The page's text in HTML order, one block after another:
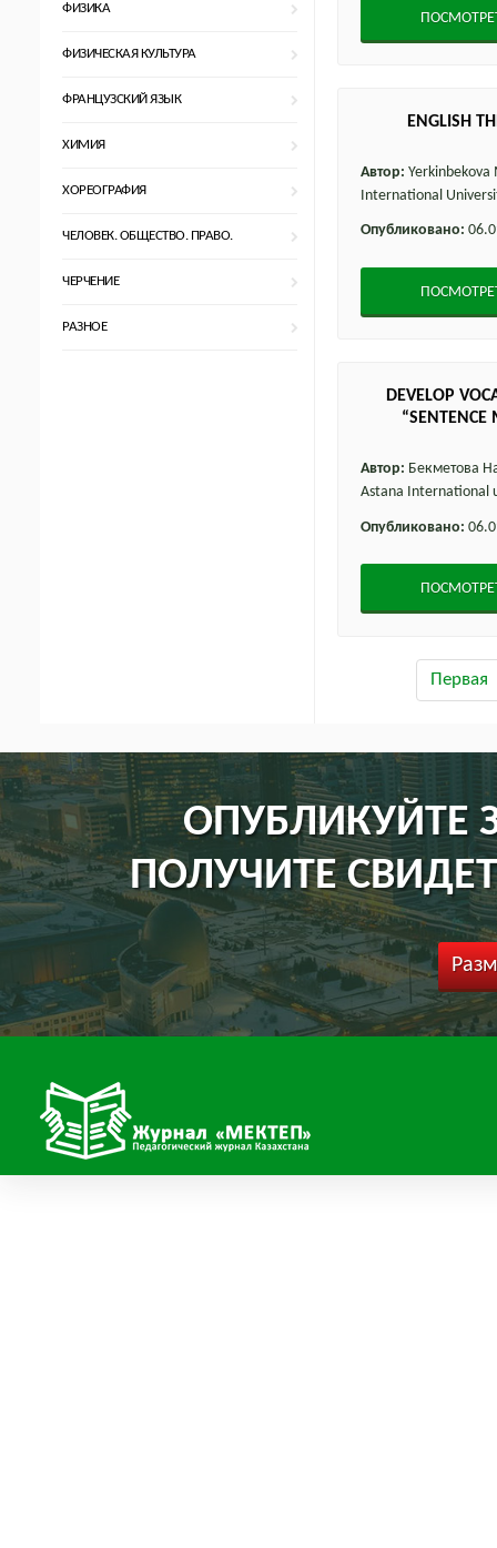
ФИЗИКА
ФИЗИЧЕСКАЯ КУЛЬТУРА
ФРАНЦУЗСКИЙ ЯЗЫК
ХИМИЯ
ХОРЕОГРАФИЯ
ЧЕЛОВЕК. ОБЩЕСТВО. ПРАВО.
ЧЕРЧЕНИЕ
РАЗНОЕ
ENGLISH
Автор:
International
Опубликовано:
DEVELOP
Автор: Бекметова
Astana International
Опубликовано:
Первая
ОПУБЛИКУЙТЕ
ПОЛУЧИТЕ